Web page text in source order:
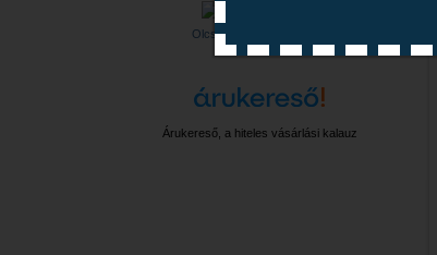
Olcsóbbat.hu – Spórolni
Árukereső, a hiteles vásárlási kalauz